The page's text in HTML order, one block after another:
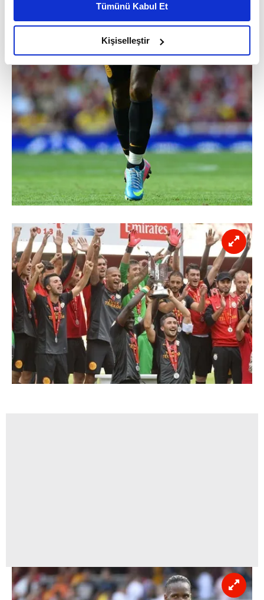
daha iyi reklam deneyimi yaşatabiliriz. Bunu yaparken
amacımızın size daha iyi bir reklam deneyimi sunmak
olduğunu ve sizlere en iyi içerikleri sunabilmek adına
elimizden gelen çabayı gösterdiğimizi ve bu noktada,
reklamların maliyetlerimizi karşılamak noktasında tek gelir
kalemimiz olduğunu sizlere hatırlatmak isteriz.
Her halükârda, kullanıcılar, bu çerezlere izin vermedikleri
takdirde, kullanıcılara hedefli reklamlar
gösterilmeyecektir."
Sizlere daha iyi bir hizmet sunabilmek için İnternet
Sitemizde kendimize ve üçüncü kişilere ait çerezler
kullanılmaktadır. Bu çerezler vasıtasıyla çeşitli kişisel
toplumu hizmetlerinin sunulması amacıyla
kullanılmaktadır. Diğer çerezler, sitemizin daha işlevsel
kılınması ve kişiselleştirilmesi ve sizlere yönelik
reklam/pazarlama faaliyetlerinin yapılması, amaçlarıyla
sınırlı olarak açık rızanız dahilinde kullanılacaktır.
Çerezlere ilişkin tercihlerinizi aşağıda yer alan panel
vasıtasıyla belirleyebilirsiniz. Çerezlere ilişkin detaylı bilgi
için Ayarlar butonuna tıklayabilir,Çerez Bilgilendirme
Metnimiziziyaret edebilirsiniz.
6698 sayılı Kişisel Verilerin Korunması Kanunu uyarınca
Tümünü Kabul Et
Kişiselleştir